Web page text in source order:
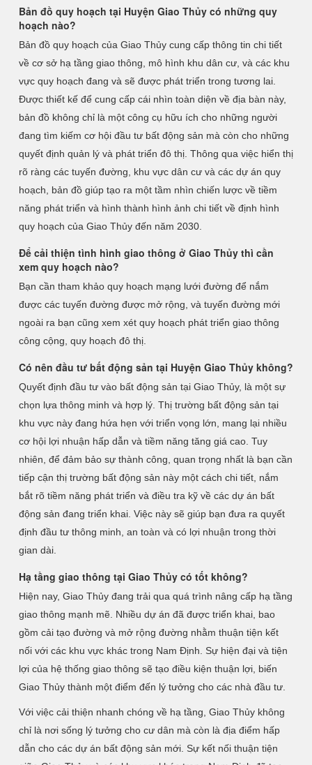
Bản đồ quy hoạch tại Huyện Giao Thủy có những quy
hoạch nào?
Bản đồ quy hoạch của Giao Thủy cung cấp thông tin chi tiết
về cơ sở hạ tầng giao thông, mô hình khu dân cư, và các khu
vực quy hoạch đang và sẽ được phát triển trong tương lai.
Được thiết kế để cung cấp cái nhìn toàn diện về địa bàn này,
bản đồ không chỉ là một công cụ hữu ích cho những người
đang tìm kiếm cơ hội đầu tư bất động sản mà còn cho những
quyết định quản lý và phát triển đô thị. Thông qua việc hiển thị
rõ ràng các tuyến đường, khu vực dân cư và các dự án quy
hoạch, bản đồ giúp tạo ra một tầm nhìn chiến lược về tiềm
năng phát triển và hình thành hình ảnh chi tiết về định hình
quy hoạch của Giao Thủy đến năm 2030.
Để cải thiện tình hình giao thông ở Giao Thủy thì cần
xem quy hoạch nào?
Bạn cần tham khảo quy hoạch mạng lưới đường để nắm
được các tuyến đường được mở rộng, và tuyến đường mới
ngoài ra bạn cũng xem xét quy hoạch phát triển giao thông
công cộng, quy hoạch đô thị.
Có nên đầu tư bất động sản tại Huyện Giao Thủy không?
Quyết định đầu tư vào bất động sản tại Giao Thủy, là một sự
chọn lựa thông minh và hợp lý. Thị trường bất động sản tại
khu vực này đang hứa hẹn với triển vọng lớn, mang lại nhiều
cơ hội lợi nhuận hấp dẫn và tiềm năng tăng giá cao. Tuy
nhiên, để đảm bảo sự thành công, quan trọng nhất là bạn cần
tiếp cận thị trường bất động sản này một cách chi tiết, nắm
bắt rõ tiềm năng phát triển và điều tra kỹ về các dự án bất
động sản đang triển khai. Việc này sẽ giúp bạn đưa ra quyết
định đầu tư thông minh, an toàn và có lợi nhuận trong thời
gian dài.
Hạ tầng giao thông tại Giao Thủy có tốt không?
Hiện nay, Giao Thủy đang trải qua quá trình nâng cấp hạ tầng
giao thông mạnh mẽ. Nhiều dự án đã được triển khai, bao
gồm cải tạo đường và mở rộng đường nhằm thuận tiện kết
nối với các khu vực khác trong Nam Định. Sự hiện đại và tiện
lợi của hệ thống giao thông sẽ tạo điều kiện thuận lợi, biến
Giao Thủy thành một điểm đến lý tưởng cho các nhà đầu tư.
Với việc cải thiện nhanh chóng về hạ tầng, Giao Thủy không
chỉ là nơi sống lý tưởng cho cư dân mà còn là địa điểm hấp
dẫn cho các dự án bất động sản mới. Sự kết nối thuận tiện